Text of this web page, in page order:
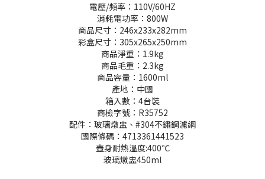
電壓/頻率：110V/60HZ
消耗電功率：800W
商品尺寸：246x233x282mm
彩盒尺寸：305x265x250mm
商品淨重：1.9kg
商品毛重：2.3kg
商品容量：1600ml
產地：中國
箱入數：4台裝
商檢字號：R35752
配件：玻璃燉盅、#304不鏽鋼濾網
國際條碼：4713361441523
壺身耐熱溫度:400℃
玻璃燉盅450ml